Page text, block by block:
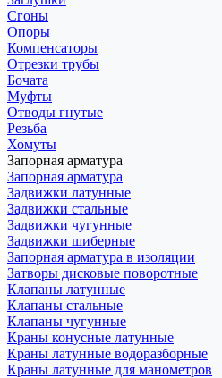
Сгоны
Опоры
Компенсаторы
Отрезки трубы
Бочата
Муфты
Отводы гнутые
Резьба
Хомуты
Запорная арматура
Запорная арматура
Задвижки латунные
Задвижки стальные
Задвижки чугунные
Задвижки шиберные
Запорная арматура в изоляции
Затворы дисковые поворотные
Клапаны латунные
Клапаны стальные
Клапаны чугунные
Краны конусные латунные
Краны латунные водоразборные
Краны латунные для манометров